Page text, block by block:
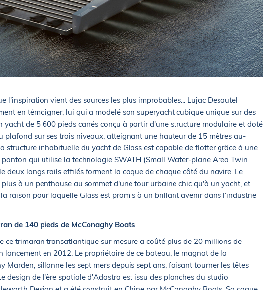
l'inspiration vient des sources les plus improbables... Lujac Desautel
en témoigner, lui qui a modelé son superyacht cubique unique sur des
yacht de 5 600 pieds carrés conçu à partir d'une structure modulaire et doté
plafond sur ses trois niveaux, atteignant une hauteur de 15 mètres au-
structure inhabituelle du yacht de Glass est capable de flotter grâce à une
ponton qui utilise la technologie SWATH (Small Water-plane Area Twin
deux longs rails effilés forment la coque de chaque côté du navire. Le
plus à un penthouse au sommet d'une tour urbaine chic qu'à un yacht, et
la raison pour laquelle Glass est promis à un brillant avenir dans l'industrie
de 140 pieds de McConaghy Boats
ce trimaran transatlantique sur mesure a coûté plus de 20 millions de
lancement en 2012. Le propriétaire de ce bateau, le magnat de la
Marden, sillonne les sept mers depuis sept ans, faisant tourner les têtes
design de l'ère spatiale d'Adastra est issu des planches du studio